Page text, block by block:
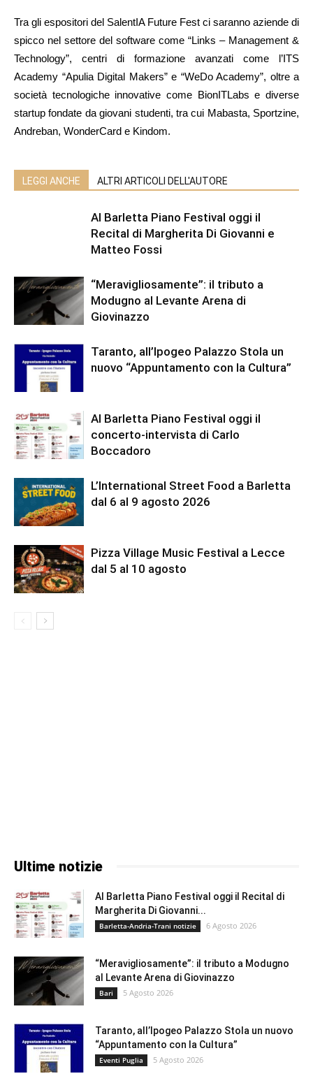
Tra gli espositori del SalentIA Future Fest ci saranno aziende di
spicco nel settore del software come “Links – Management &
Technology”, centri di formazione avanzati come l’ITS
Academy “Apulia Digital Makers” e “WeDo Academy”, oltre a
società tecnologiche innovative come BionITLabs e diverse
startup fondate da giovani studenti, tra cui Mabasta, Sportzine,
Andreban, WonderCard e Kindom.
LEGGI ANCHE ALTRI ARTICOLI DELL'AUTORE
Al Barletta Piano Festival oggi il
Recital di Margherita Di Giovanni e
Matteo Fossi
“Meravigliosamente”: il tributo a
Modugno al Levante Arena di
Giovinazzo
Taranto, all’Ipogeo Palazzo Stola un
nuovo “Appuntamento con la Cultura”
Al Barletta Piano Festival oggi il
concerto-intervista di Carlo
Boccadoro
L’International Street Food a Barletta
dal 6 al 9 agosto 2026
Pizza Village Music Festival a Lecce
dal 5 al 10 agosto
Ultime notizie
Al Barletta Piano Festival oggi il Recital di
Margherita Di Giovanni...
Barletta-Andria-Trani notizie 6 Agosto 2026
“Meravigliosamente”: il tributo a Modugno
al Levante Arena di Giovinazzo
Bari 5 Agosto 2026
Taranto, all’Ipogeo Palazzo Stola un nuovo
“Appuntamento con la Cultura”
Eventi Puglia 5 Agosto 2026